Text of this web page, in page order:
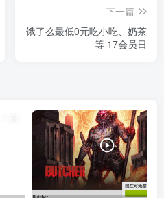
下一篇
饿了么最低0元吃小吃、奶茶
等 17会员日